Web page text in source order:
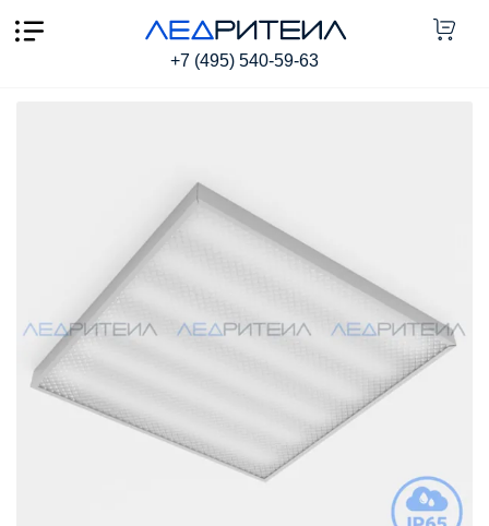
+7 (495) 540-59-63
Влагозащищенный светильник Армстронг SR AR 60W
7600Lm IP65 3000К 595x595x40mm Призма